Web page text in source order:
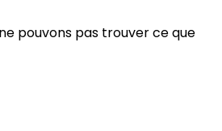
pouvons pas trouver ce que